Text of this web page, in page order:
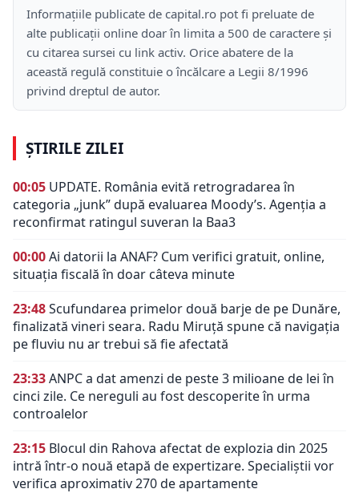
Informațiile publicate de capital.ro pot fi preluate de
alte publicații online doar în limita a 500 de caractere și
cu citarea sursei cu link activ. Orice abatere de la
această regulă constituie o încălcare a Legii 8/1996
privind dreptul de autor.
ȘTIRILE ZILEI
00:05 UPDATE. România evită retrogradarea în
categoria „junk” după evaluarea Moody’s. Agenția a
reconfirmat ratingul suveran la Baa3
00:00Ai datorii la ANAF? Cum verifici gratuit, online,
situația fiscală în doar câteva minute
23:48Scufundarea primelor două barje de pe Dunăre,
finalizată vineri seara. Radu Miruță spune că navigația
pe fluviu nu ar trebui să fie afectată
23:33ANPC a dat amenzi de peste 3 milioane de lei în
cinci zile. Ce nereguli au fost descoperite în urma
controalelor
23:15 Blocul din Rahova afectat de explozia din 2025
intră într-o nouă etapă de expertizare. Specialiștii vor
verifica aproximativ 270 de apartamente